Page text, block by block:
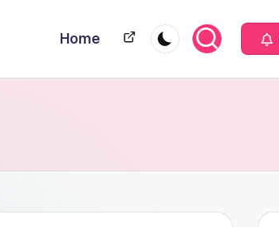
Home Home